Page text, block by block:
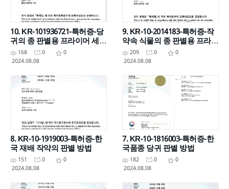
10. KR-101936721-특허증-당
귀의 종 판별용 프라이머 세트
및 이를 이용하여 당귀의 종을
판별하는 방법
168 0
0
2024.08.08
9. KR-10-2014183-특허증-작
약속 식물의 종 판별용 프라이
머 세트 및 이를 이용하여 작
약속 식물의 종을 판별하는 방
209 0
0
2024.08.08
8. KR-10-1919003-특허증-한
국 재배 작약의 판별 방법
151 0
0
2024.08.08
7. KR-10-1816003-특허증-한
국품종 당귀 판별 방법
182 0
0
2024.08.08